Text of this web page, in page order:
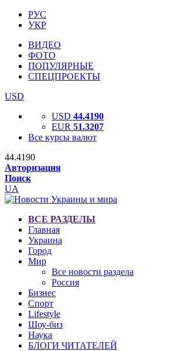
РУС
УКР
ВИДЕО
ФОТО
ПОПУЛЯРНЫЕ
СПЕЦПРОЕКТЫ
USD
USD 44.4190
EUR 51.3207
Все курсы валют
44.4190
Авторизация
Поиск
UA
ВСЕ РАЗДЕЛЫ
Главная
Украина
Город
Мир
Все новости раздела
Россия
Бизнес
Спорт
Lifestyle
Шоу-биз
Наука
БЛОГИ ЧИТАТЕЛЕЙ